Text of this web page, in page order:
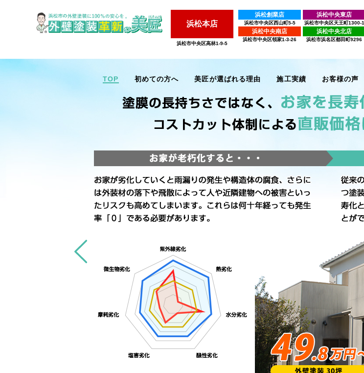
浜松本店
浜松市中央区高林1-9-5
浜松創業店
浜松市中央区西山町5-5
浜松中央東店
浜松市中央区天王町1300-1
浜松中央南店
浜松市中央区領家1-3-26
浜松中央北店
浜松市浜名区都田町9296
TOP 初めての方へ 美匠が選ばれる理由 施工実績 お客様の声